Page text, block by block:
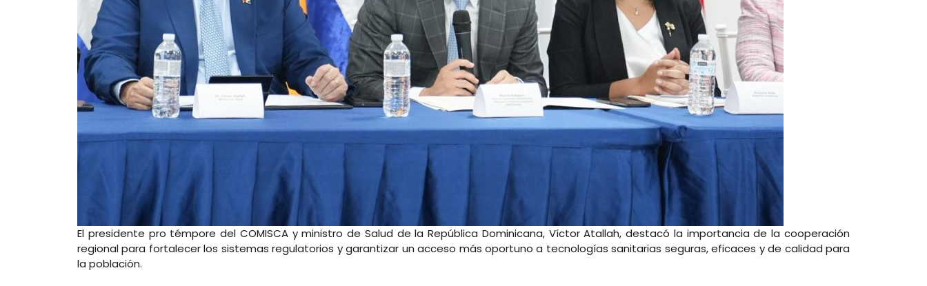
El presidente pro témpore del COMISCA y ministro de Salud de la República Dominicana, Víctor Atallah, destacó la importancia de la cooperación
regional para fortalecer los sistemas regulatorios y garantizar un acceso más oportuno a tecnologías sanitarias seguras, eficaces y de calidad para
la población.